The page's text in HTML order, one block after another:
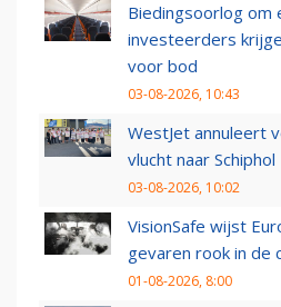
Biedingsoorlog om
investeerders
voor bod
03-08-2026, 10:43
WestJet annuleert
vlucht naar Schiphol
03-08-2026, 10:02
VisionSafe wijst
gevaren rook in de
01-08-2026, 8:00